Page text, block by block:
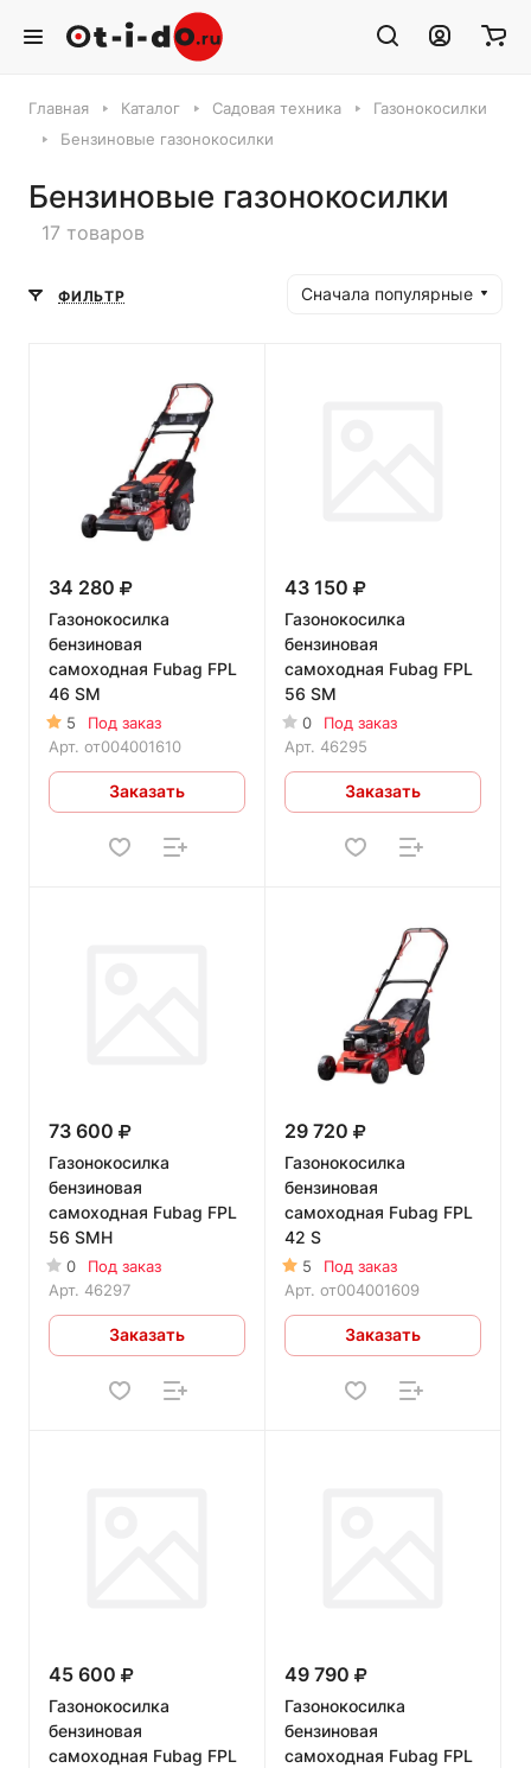
Главная Каталог Садовая техника
Газонокосилки
Бензиновые газонокосилки
Бензиновые газонокосилки
17 товаров
ФИЛЬТР Сначала популярные
34 280
Газонокосилка
бензиновая
самоходная Fubag FPL
46 SM
5
Под заказ
Арт. от004001610
Заказать
43 150
Газонокосилка
бензиновая
самоходная Fubag FPL
56 SM
0
Под заказ
Арт. 46295
Заказать
73 600
Газонокосилка
бензиновая
самоходная Fubag FPL
56 SMH
0
Под заказ
Арт. 46297
Заказать
29 720
Газонокосилка
бензиновая
самоходная Fubag FPL
42 S
5
Под заказ
Арт. от004001609
Заказать
45 600
Газонокосилка
бензиновая
самоходная Fubag FPL
49 790
Газонокосилка
бензиновая
самоходная Fubag FPL